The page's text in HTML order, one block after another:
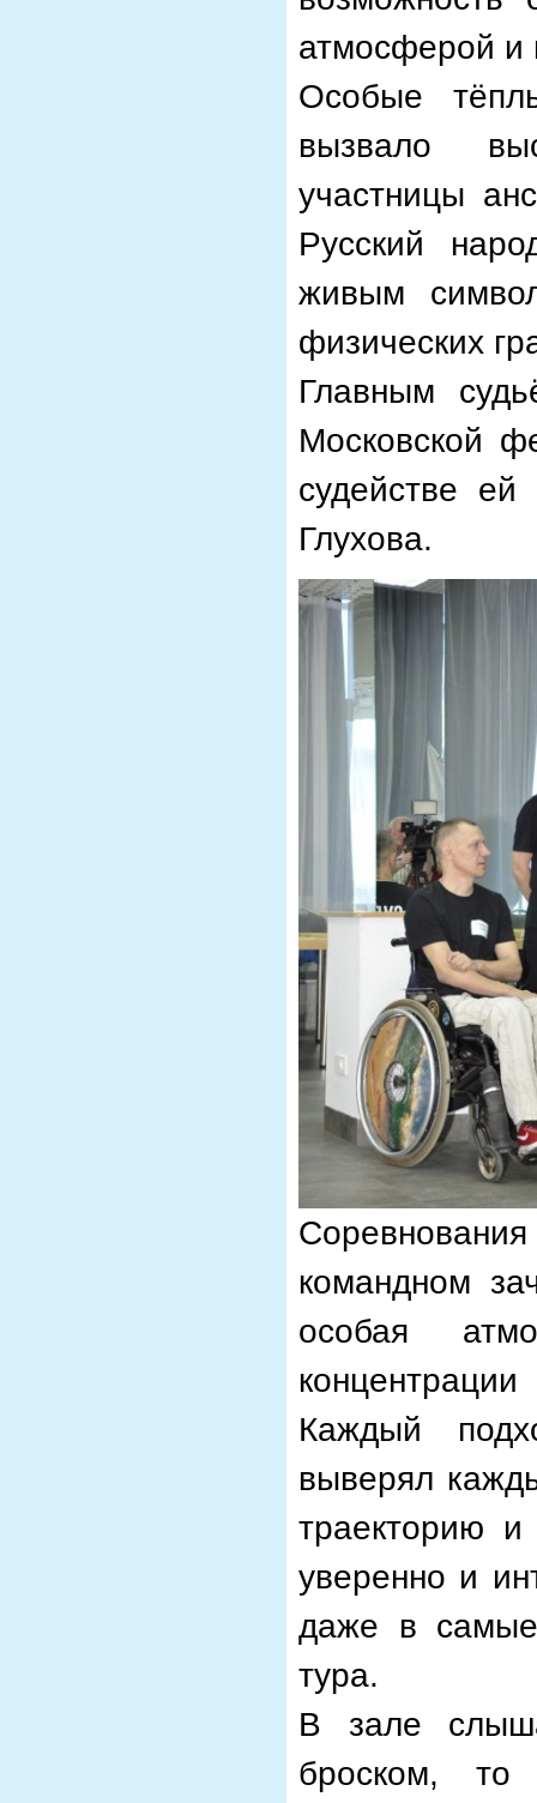
атмосферой и
Особые
вызвало
участницы
Русский
живым
физических
Главным
Московской
судействе
Глухова.
командном
особая
Каждый
выверял
траекторию и
уверенно и
даже в
тура.
В зале
броском, то